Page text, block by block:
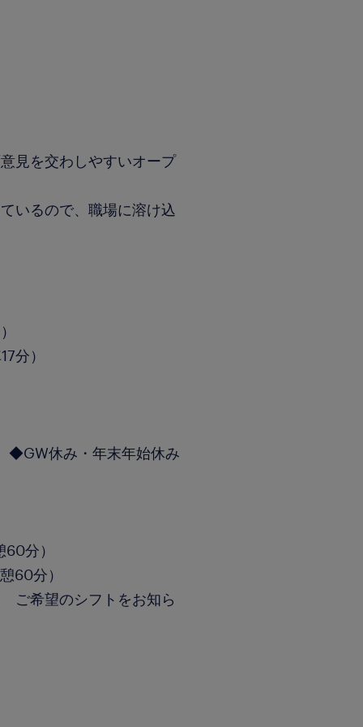
見を交わしやすいオープ
いるので、職場に溶け込
分）
◆GW休み・年末年始休み
分）
60分）
ご希望のシフトをお知ら